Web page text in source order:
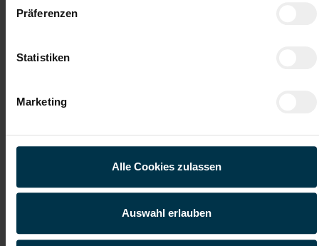
Präferenzen
Statistiken
Marketing
Alle Cookies zulassen
Auswahl erlauben
und willige ein, dass meine personenbezogenen Daten im
Rahmen meiner Initiativbewerbung für die Dauer von drei
Jahren verarbeitet werden dürfen.*